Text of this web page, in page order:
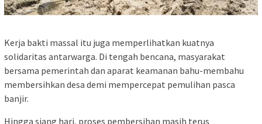
Kerja bakti massal itu juga memperlihatkan kuatnya
solidaritas antarwarga. Di tengah bencana, masyarakat
bersama pemerintah dan aparat keamanan bahu-membahu
membersihkan desa demi mempercepat pemulihan pasca
banjir.
Hingga siang hari, proses pembersihan masih terus